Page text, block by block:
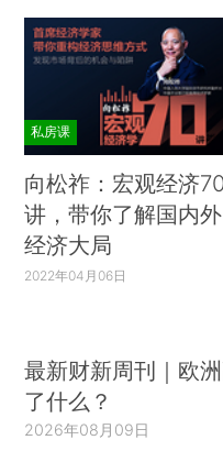
私房课
向松祚：宏观经济70
讲，带你了解国内外
经济大局
2022年04月06日
最新财新周刊｜欧
了什么？
2026年08月09日